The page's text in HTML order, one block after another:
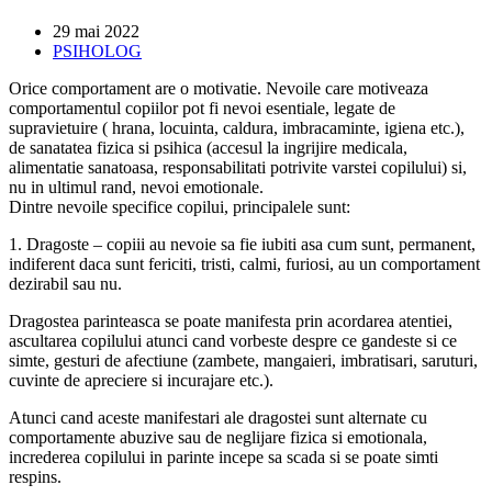
Post
published:
29 mai 2022
Post
PSIHOLOG
Orice comportament are o motivatie. Nevoile care motiveaza
comportamentul copiilor pot fi nevoi esentiale, legate de
supravietuire ( hrana, locuinta, caldura, imbracaminte, igiena etc.),
de sanatatea fizica si psihica (accesul la ingrijire medicala,
alimentatie sanatoasa, responsabilitati potrivite varstei copilului) si,
nu in ultimul rand, nevoi emotionale.
Dintre nevoile specifice copilui, principalele sunt:
1. Dragoste – copiii au nevoie sa fie iubiti asa cum sunt, permanent,
indiferent daca sunt fericiti, tristi, calmi, furiosi, au un comportament
dezirabil sau nu.
Dragostea parinteasca se poate manifesta prin acordarea atentiei,
ascultarea copilului atunci cand vorbeste despre ce gandeste si ce
simte, gesturi de afectiune (zambete, mangaieri, imbratisari, saruturi,
cuvinte de apreciere si incurajare etc.).
Atunci cand aceste manifestari ale dragostei sunt alternate cu
comportamente abuzive sau de neglijare fizica si emotionala,
increderea copilului in parinte incepe sa scada si se poate simti
respins.